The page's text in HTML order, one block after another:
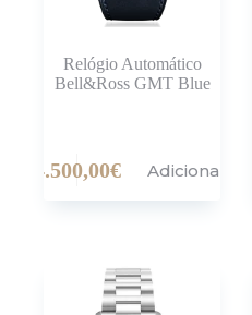
Relógio Automático
Bell&Ross GMT Blue
4.500,00€ Adicionar